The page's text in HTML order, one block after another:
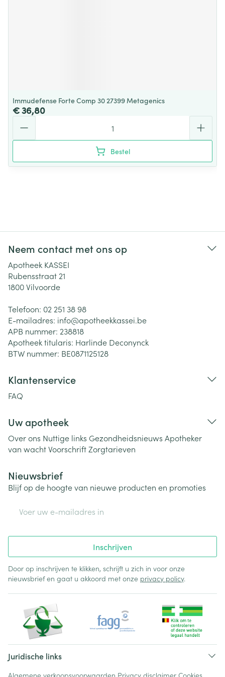
Immudefense Forte Comp 30 27399 Metagenics
€ 36,80
Bestel
Neem contact met ons op
Apotheek KASSEI
Rubensstraat 21
1800Vilvoorde
Telefoon: 02 251 38 98
E-mailadres: info@apotheekkassei.be
APB nummer: 238818
Apotheek titularis: Harlinde Deconynck
BTW nummer: BE0871125128
Klantenservice
FAQ
Uw apotheek
Over ons Nuttige links Gezondheidsnieuws Apotheker
van wachtVoorschriftZorgtarieven
Nieuwsbrief
Blijf op de hoogte van nieuwe producten en promoties
Inschrijven
Door op inschrijven te klikken, schrijft u zich in voor onze
nieuwsbrief en gaat u akkoord met onze privacy policy.
Juridische links
Algemene verkoopsvoorwaarden Privacy disclaimer Cookies